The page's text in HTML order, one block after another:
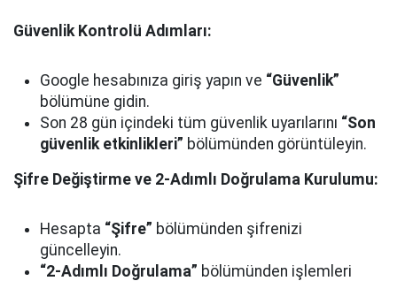
Güvenlik Kontrolü Adımları:
Google hesabınıza giriş yapın ve “Güvenlik”
bölümüne gidin.
Son 28 gün içindeki tüm güvenlik uyarılarını “Son
güvenlik etkinlikleri” bölümünden görüntüleyin.
Şifre Değiştirme ve 2-Adımlı Doğrulama Kurulumu:
Hesapta “Şifre” bölümünden şifrenizi
güncelleyin.
“2-Adımlı Doğrulama” bölümünden işlemleri